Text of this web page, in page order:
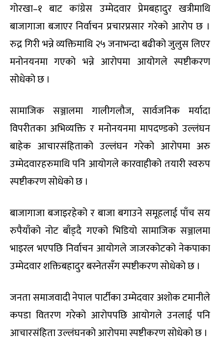
गोरखा–१ बाट कांग्रेस उम्मेदवार प्रेमबहादुर खत्रीमाथि
बाजागाजा बजाएर निर्वाचन प्रचारप्रसार गरेको आरोप छ ।
रुद्र गिरी भन्ने व्यक्तिमाथि २५ जनाभन्दा बढीको जुलुस लिएर
मनोनयनमा गएको भन्ने आरोपमा आयोगले स्पष्टीकरण
सोधेको छ ।
सामाजिक सञ्जालमा गालीगलौज, सार्वजनिक मर्यादा
विपरीतका अभिव्यक्ति र मनोनयनमा मापदण्डको उल्लंघन
बाहेक आचारसंहिताको उल्लंघन गरेको आरोपमा अरु
उम्मेदवारहरुमाथि पनि आयोगले कारवाहीको तयारी स्वरुप
स्पष्टीकरण सोधेको छ ।
बाजागाजा बजाइरहेको र बाजा बगाउने समूहलाई पाँच सय
रुपैयाँको नोट बाँड्दै गएको भिडियो सामाजिक सञ्जालमा
भाइरल भएपछि निर्वाचन आयोगले जाजरकोटको नेकपाका
उम्मेदवार शक्तिबहादुर बस्नेतसँग स्पष्टीकरण सोधेको छ ।
जनता समाजवादी नेपाल पार्टीका उम्मेदवार अशोक टमानीले
कपडा वितरण गरेको आरोपपछि आयोगले उनलाई पनि
आचारसंहिता उल्लंघनको आरोपमा स्पष्टीकरण सोधेको छ ।